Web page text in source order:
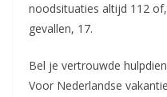
noodsituaties altijd 112
gevallen, 17.
Bel je vertrouwde
Voor Nederlandse